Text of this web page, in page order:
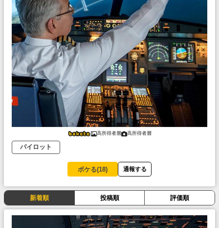
高所得者層 高所得者層
パイロット
ボケる(18) 通報する
新着順 投稿順 評価順